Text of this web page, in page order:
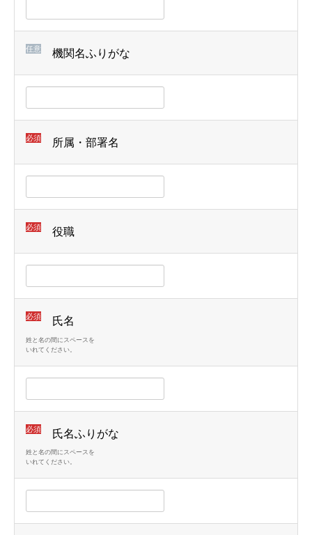
任意 機関名ふりがな
必須 所属・部署名
必須 役職
必須 氏名
姓と名の間にスペースを
いれてください。
必須 氏名ふりがな
姓と名の間にスペースを
いれてください。